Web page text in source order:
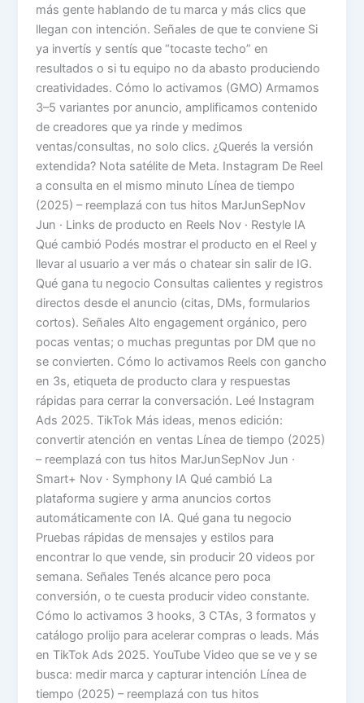
más gente hablando de tu marca y más clics que
llegan con intención. Señales de que te conviene Si
ya invertís y sentís que “tocaste techo” en
resultados o si tu equipo no da abasto produciendo
creatividades. Cómo lo activamos (GMO) Armamos
3–5 variantes por anuncio, amplificamos contenido
de creadores que ya rinde y medimos
ventas/consultas, no solo clics. ¿Querés la versión
extendida? Nota satélite de Meta. Instagram De Reel
a consulta en el mismo minuto Línea de tiempo
(2025) – reemplazá con tus hitos MarJunSepNov
Jun · Links de producto en Reels Nov · Restyle IA
Qué cambió Podés mostrar el producto en el Reel y
llevar al usuario a ver más o chatear sin salir de IG.
Qué gana tu negocio Consultas calientes y registros
directos desde el anuncio (citas, DMs, formularios
cortos). Señales Alto engagement orgánico, pero
pocas ventas; o muchas preguntas por DM que no
se convierten. Cómo lo activamos Reels con gancho
en 3s, etiqueta de producto clara y respuestas
rápidas para cerrar la conversación. Leé Instagram
Ads 2025. TikTok Más ideas, menos edición:
convertir atención en ventas Línea de tiempo (2025)
– reemplazá con tus hitos MarJunSepNov Jun ·
Smart+ Nov · Symphony IA Qué cambió La
plataforma sugiere y arma anuncios cortos
automáticamente con IA. Qué gana tu negocio
Pruebas rápidas de mensajes y estilos para
encontrar lo que vende, sin producir 20 videos por
semana. Señales Tenés alcance pero poca
conversión, o te cuesta producir video constante.
Cómo lo activamos 3 hooks, 3 CTAs, 3 formatos y
catálogo prolijo para acelerar compras o leads. Más
en TikTok Ads 2025. YouTube Video que se ve y se
busca: medir marca y capturar intención Línea de
tiempo (2025) – reemplazá con tus hitos